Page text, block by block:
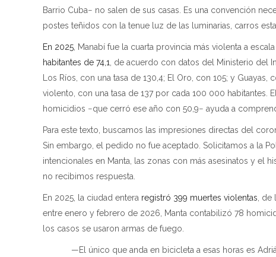
Barrio Cuba− no salen de sus casas. Es una convención
postes teñidos con la tenue luz de las luminarias, carros
En 2025 , Manabí fue la cuarta provincia más violenta a
habitantes de 74,1
, de acuerdo con datos del Ministerio del
Los Ríos, con una tasa de 130,4; El Oro, con 105; y
violento, con una tasa de 137 por cada 100 000 habitantes.
homicidios −que cerró ese año con 50,9− ayuda a
Para este texto, buscamos las impresiones directas del
Sin embargo, el pedido no fue aceptado. Solicitamos a la
intencionales en Manta, las zonas con más asesinatos y el
no recibimos respuesta.
En 2025, la ciudad entera registró 399 muertes violentas ,
entre enero y febrero de 2026, Manta contabilizó 78
los casos se usaron armas de fuego.
—El único que anda en bicicleta a esas horas es